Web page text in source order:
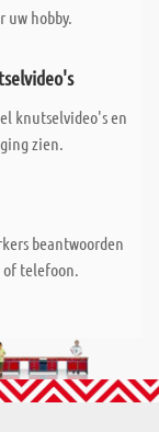
uw hobby.
knutselvideo's en
zien.
beantwoorden
of telefoon.